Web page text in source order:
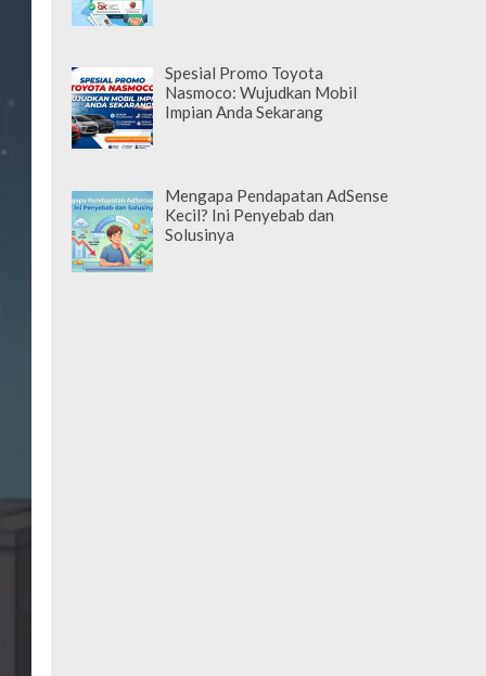
Spesial Promo Toyota
Nasmoco: Wujudkan Mobil
Impian Anda Sekarang
Mengapa Pendapatan AdSense
Kecil? Ini Penyebab dan
Solusinya